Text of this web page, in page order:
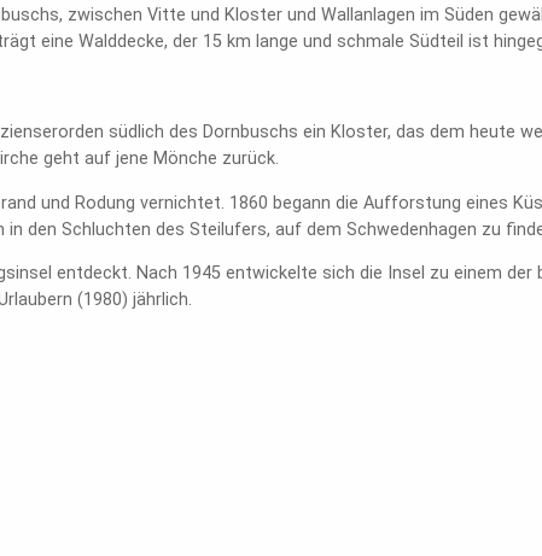
zwischen Vitte und Kloster und Wallanlagen im Süden
eine Walddecke, der 15 km lange und schmale Südteil ist
südlich des Dornbuschs ein Kloster, das dem heute
geht auf jene Mönche zurück.
und Rodung vernichtet. 1860 begann die Aufforstung eines
den Schluchten des Steilufers, auf dem Schwedenhagen zu
entdeckt. Nach 1945 entwickelte sich die Insel zu einem der
(1980) jährlich.